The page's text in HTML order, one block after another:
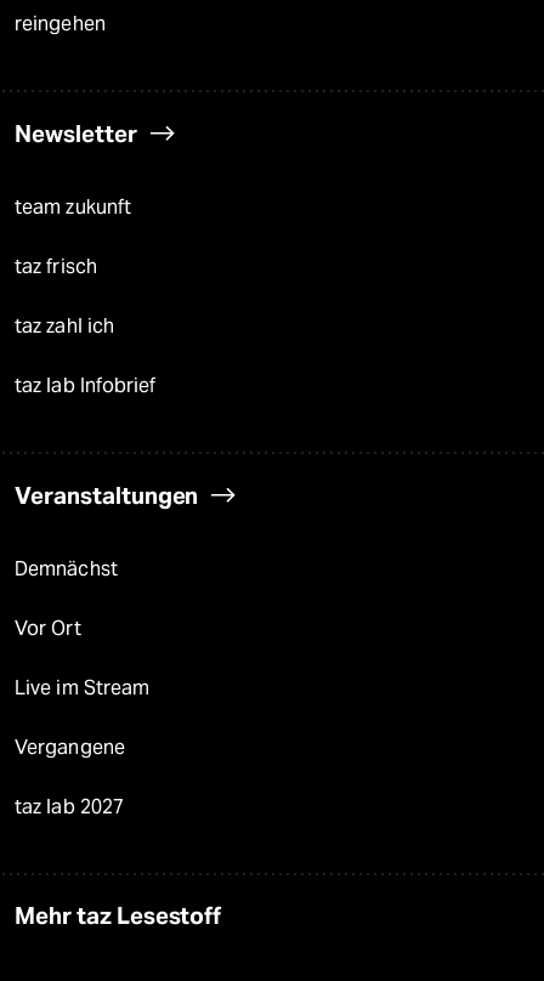
reingehen
Newsletter
team zukunft
taz frisch
taz zahl ich
taz lab Infobrief
Veranstaltungen
Demnächst
Vor Ort
Live im Stream
Vergangene
taz lab 2027
Mehr taz Lesestoff